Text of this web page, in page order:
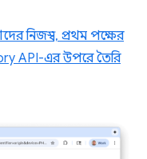
নিজস্ব, প্রথম পক্ষের
API-এর উপরে তৈরি